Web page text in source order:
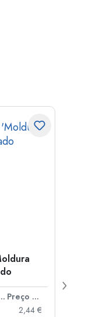
Preço por peça
2,44 €